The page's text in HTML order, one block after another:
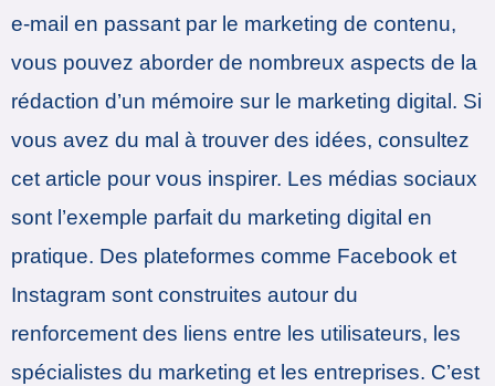
e-mail en passant par le marketing de contenu,
vous pouvez aborder de nombreux aspects de la
rédaction d’un mémoire sur le marketing digital. Si
vous avez du mal à trouver des idées, consultez
cet article pour vous inspirer. Les médias sociaux
sont l’exemple parfait du marketing digital en
pratique. Des plateformes comme Facebook et
Instagram sont construites autour du
renforcement des liens entre les utilisateurs, les
spécialistes du marketing et les entreprises. C’est